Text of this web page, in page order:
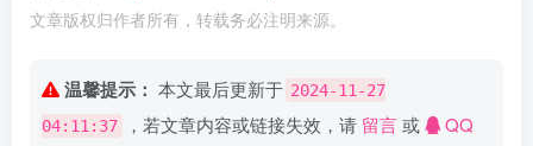
文章版权归作者所有，转载务必注明来源。
温馨提示： 本文最后更新于 2024-11-27
04:11:37
，若文章内容或链接失效，请 留言或
QQ